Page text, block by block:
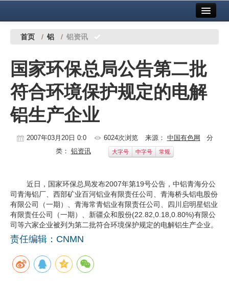
中国有色金属报社主办 广告服务
铜镍铅锌
铝
稀有稀土
有色市场
地矿 建设
党建工作
企业文化
《资源再生》杂志
首页 / 铝 / 铝资讯
国家环保总局公告第二批
符合环境保护规定的电解
铝生产企业
2007年03月20日 0:0 6024次浏览 来源： 中国有色网 分
类： 铝资讯 大字号 中字号 常规
近日，国家环保总局发布2007年第19号公告，中铝青海分公
司青海铝厂、西部矿业百河铝业有限责任公司、青海桥头铝电股份
有限公司（一期）、青海常青铝业有限责任公司、四川启明星铝业
有限责任公司（一期）、新疆众和股份(22.82,0.18,0.80%)有限公
司等六家企业被列为第二批符合环境保护规定的电解铝生产企业。
责任编辑：CNMN